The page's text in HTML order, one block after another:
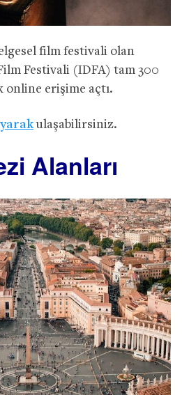
film festivali olan
Festivali (IDFA) tam 300
erişime açtı.
ulaşabilirsiniz.
Alanları